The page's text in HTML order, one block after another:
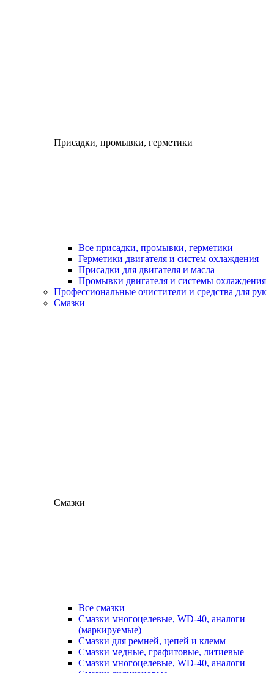
Присадки, промывки, герметики
Все присадки, промывки, герметики
Герметики двигателя и систем охлаждения
Присадки для двигателя и масла
Промывки двигателя и системы охлаждения
Профессиональные очистители и средства для рук
Смазки
Смазки
Все смазки
Смазки многоцелевые, WD-40, аналоги
(маркируемые)
Смазки для ремней, цепей и клемм
Смазки медные, графитовые, литиевые
Смазки многоцелевые, WD-40, аналоги